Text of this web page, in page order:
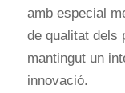
amb especial
de qualitat dels
mantingut un
innovació.